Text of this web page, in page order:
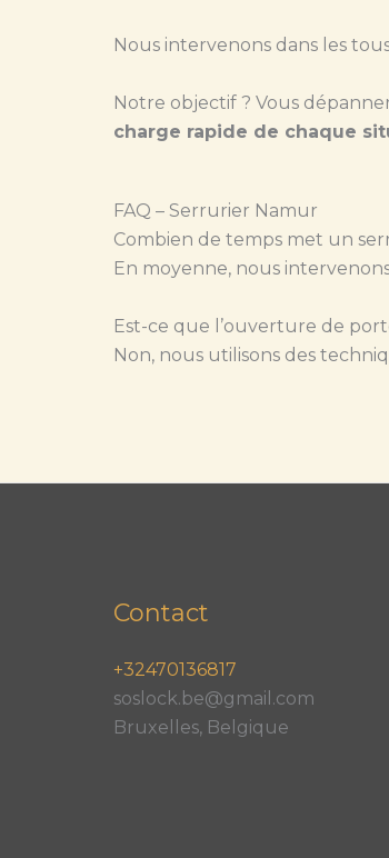
Nous intervenons dans les
Notre objectif ? Vous
charge rapide de chaque
FAQ – Serrurier Namur
Combien de temps met un
En moyenne, nous
Est-ce que l’ouverture de
Non, nous utilisons des
Contact
+32470136817
soslock.be@gmail.com
Bruxelles, Belgique